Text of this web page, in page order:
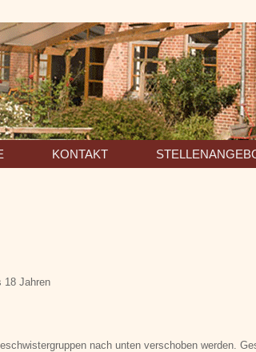
KONTAKT
18 Jahren
nach unten verschoben werden.